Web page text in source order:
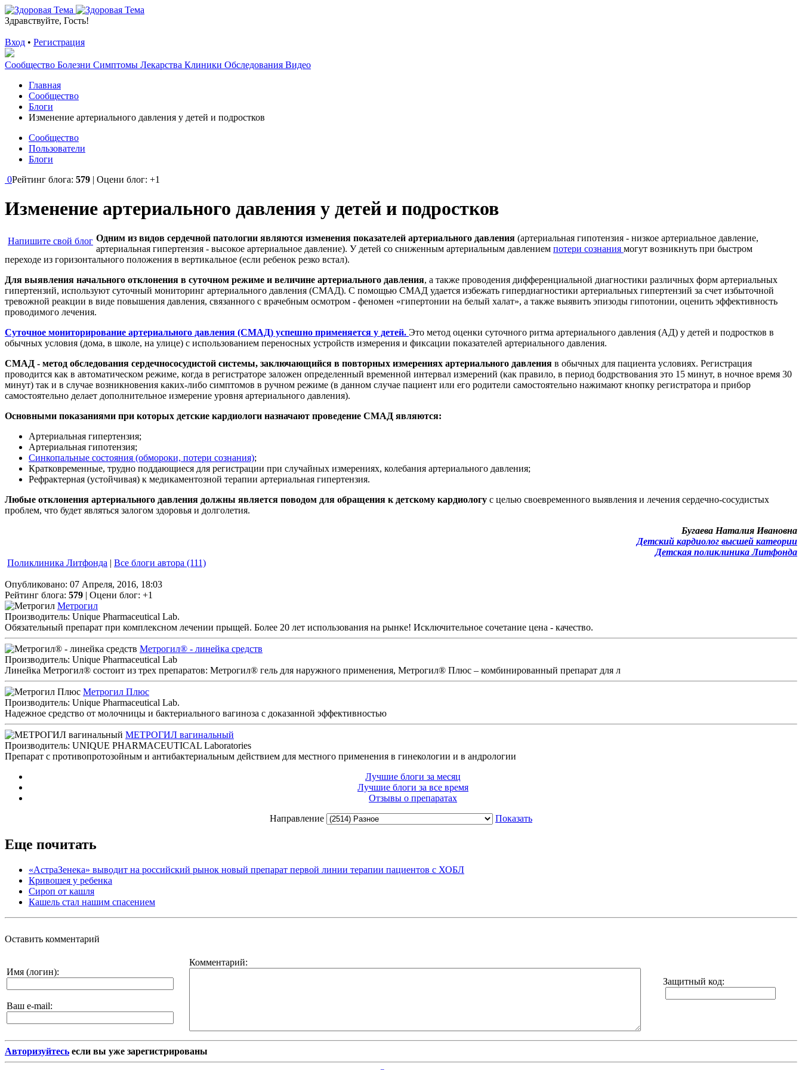
Здравствуйте, Гость!
Вход • Регистрация
Сообщество Болезни Симптомы Лекарства Клиники Обследования Видео
Главная
Сообщество
Блоги
Изменение артериального давления у детей и подростков
Сообщество
Пользователи
Блоги
0Рейтинг блога: 579 | Оцени блог: +1
Изменение артериального давления у детей и подростков
Напишите свой блог Одним из видов сердечной патологии являются изменения показателей артериального давления (артериальная гипотензия - низкое артериальное давление,
артериальная гипертензия - высокое артериальное давление). У детей со сниженным артериальным давлением потери сознания могут возникнуть при быстром
переходе из горизонтального положения в вертикальное (если ребенок резко встал).
Для выявления начального отклонения в суточном режиме и величине артериального давления, а также проводения дифференциальной диагностики различных форм артериальных
гипертензий, используют суточный мониторинг артериального давления (СМАД). С помощью СМАД удается избежать гипердиагностики артериальных гипертензий за счет избыточной
тревожной реакции в виде повышения давления, связанного с врачебным осмотром - феномен «гипертонии на белый халат», а также выявить эпизоды гипотонии, оценить эффективность
проводимого лечения.
Суточное мониторирование артериального давления (СМАД) успешно применяется у детей. Это метод оценки суточного ритма артериального давления (АД) у детей и подростков в
обычных условия (дома, в школе, на улице) с использованием переносных устройств измерения и фиксации показателей артериального давления.
СМАД - метод обследования сердечнососудистой системы, заключающийся в повторных измерениях артериального давления в обычных для пациента условиях. Регистрация
проводится как в автоматическом режиме, когда в регистраторе заложен определенный временной интервал измерений (как правило, в период бодрствования это 15 минут, в ночное время 30
минут) так и в случае возникновения каких-либо симптомов в ручном режиме (в данном случае пациент или его родители самостоятельно нажимают кнопку регистратора и прибор
самостоятельно делает дополнительное измерение уровня артериального давления).
Основными показаниями при которых детские кардиологи назначают проведение СМАД являются:
Артериальная гипертензия;
Артериальная гипотензия;
Синкопальные состояния (обмороки, потери сознания);
Кратковременные, трудно поддающиеся для регистрации при случайных измерениях, колебания артериального давления;
Рефрактерная (устойчивая) к медикаментозной терапии артериальная гипертензия.
Любые отклонения артериального давления должны является поводом для обращения к детскому кардиологу с целью своевременного выявления и лечения сердечно-сосудистых
проблем, что будет являться залогом здоровья и долголетия.
Бугаева Наталия Ивановна
Детский кардиолог высшей катеории
Детская поликлиника Литфонда
Поликлиника Литфонда | Все блоги автора (111)
Опубликовано: 07 Апреля, 2016, 18:03
Рейтинг блога: 579 | Оцени блог: +1
Метрогил
Производитель: Unique Pharmaceutical Lab.
Обязательный препарат при комплексном лечении прыщей. Более 20 лет использования на рынке! Исключительное сочетание цена - качество.
Метрогил® - линейка средств
Производитель: Unique Pharmaceutical Lab
Линейка Метрогил® состоит из трех препаратов: Метрогил® гель для наружного применения, Метрогил® Плюс – комбинированный препарат для л
Метрогил Плюс
Производитель: Unique Pharmaceutical Lab.
Надежное средство от молочницы и бактериального вагиноза с доказанной эффективностью
МЕТРОГИЛ вагинальный
Производитель: UNIQUE PHARMACEUTICAL Laboratories
Препарат с противопротозойным и антибактериальным действием для местного применения в гинекологии и в андрологии
Лучшие блоги за месяц
Лучшие блоги за все время
Отзывы о препаратах
Направление
Показать
Еще почитать
«АстраЗенека» выводит на российский рынок новый препарат первой линии терапии пациентов с ХОБЛ
Кривошея у ребенка
Сироп от кашля
Кашель стал нашим спасением
Оставить комментарий
Имя (логин):
Ваш e-mail:
Комментарий:
Защитный код:
Авторизуйтесь если вы уже зарегистрированы